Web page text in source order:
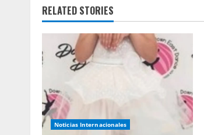
i
n
u
e
R
RELATED STORIES
Noticias Internacionales